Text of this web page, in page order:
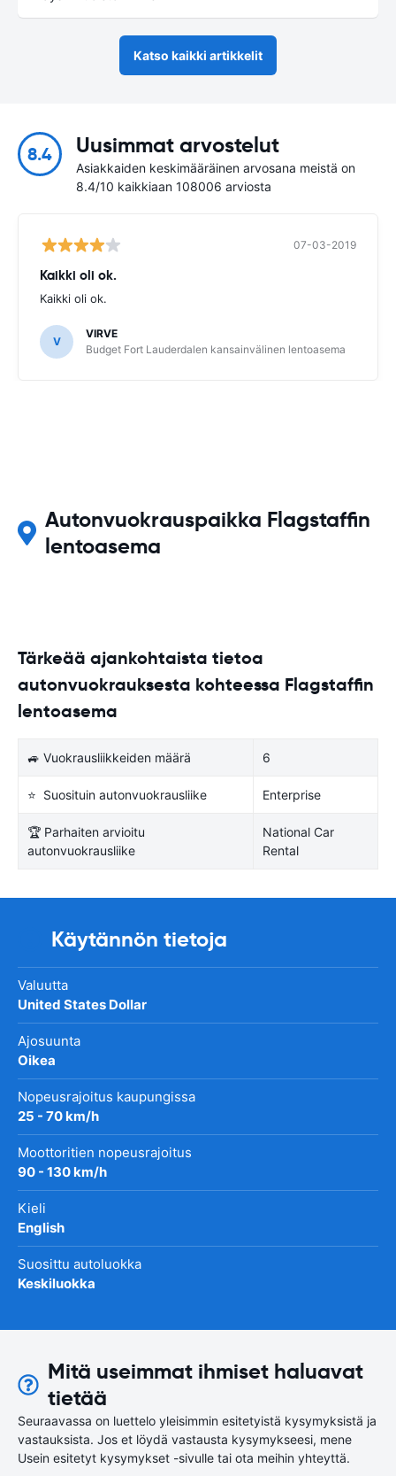
Katso kaikki artikkelit
8.4 Uusimmat arvostelut
Asiakkaiden keskimääräinen arvosana meistä on
8.4/10 kaikkiaan 108006 arviosta
07-03-2019
Kaikki oli ok.
Kaikki oli ok.
V
VIRVE
Budget Fort Lauderdalen kansainvälinen lentoasema
Autonvuokrauspaikka Flagstaffin
lentoasema
Tärkeää ajankohtaista tietoa
autonvuokrauksesta kohteessa Flagstaffin
lentoasema
🚙 Vuokrausliikkeiden määrä 6
⭐ Suosituin autonvuokrausliike Enterprise
🏆 Parhaiten arvioitu
autonvuokrausliike
National Car
Rental
Käytännön tietoja
Valuutta
United States Dollar
Ajosuunta
Oikea
Nopeusrajoitus kaupungissa
25 - 70 km/h
Moottoritien nopeusrajoitus
90 - 130 km/h
Kieli
English
Suosittu autoluokka
Keskiluokka
Mitä useimmat ihmiset haluavat
tietää
Seuraavassa on luettelo yleisimmin esitetyistä kysymyksistä ja
vastauksista. Jos et löydä vastausta kysymykseesi, mene
Usein esitetyt kysymykset -sivulle tai ota meihin yhteyttä.